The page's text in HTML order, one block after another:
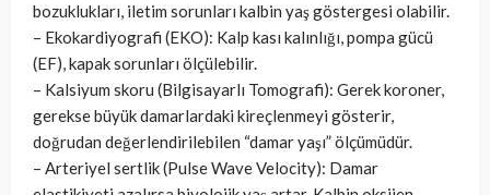
bozuklukları, iletim sorunları kalbin yaş göstergesi olabilir.
– Ekokardiyografi (EKO): Kalp kası kalınlığı, pompa gücü
(EF), kapak sorunları ölçülebilir.
– Kalsiyum skoru (Bilgisayarlı Tomografi): Gerek koroner,
gerekse büyük damarlardaki kireçlenmeyi gösterir,
doğrudan değerlendirilebilen “damar yaşı” ölçümüdür.
– Arteriyel sertlik (Pulse Wave Velocity): Damar